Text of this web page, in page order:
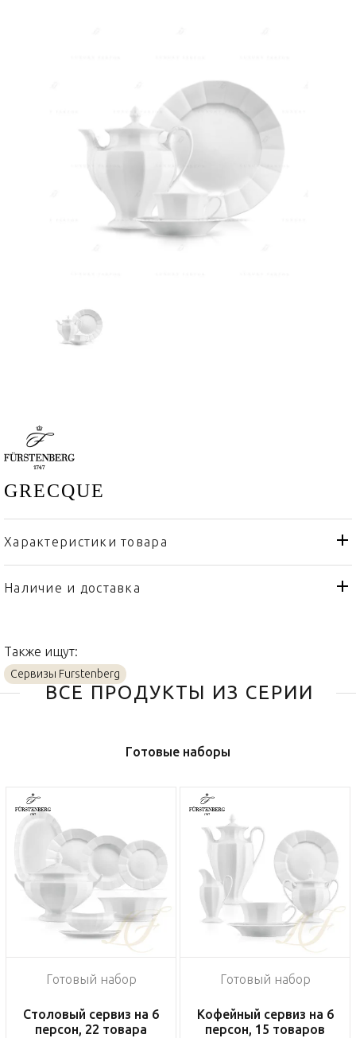
GRECQUE
Характеристики товара
Бренд
Fürstenberg
Страна производителя
Наличие и доставка
Также ищут:
Сервизы Furstenberg
ВСЕ ПРОДУКТЫ ИЗ СЕРИИ
Готовые наборы
Готовый набор
Столовый сервиз на 6
персон, 22 товара
Готовый набор
Кофейный сервиз на 6
персон, 15 товаров